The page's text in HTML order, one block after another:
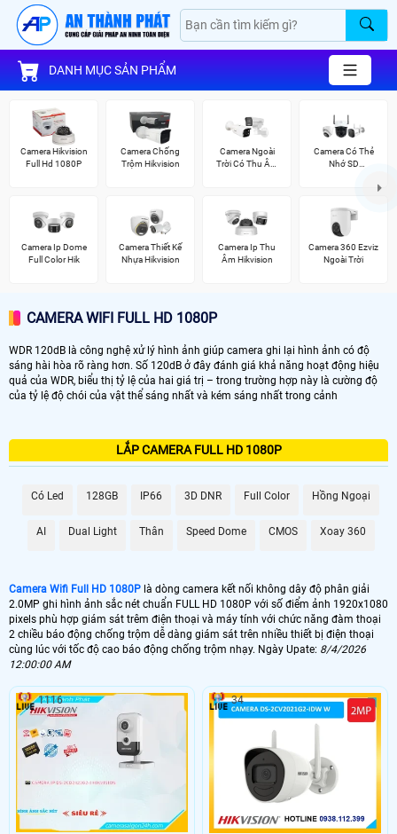
DANH MỤC SẢN PHẨM
Camera Hikvision
Full Hd 1080P
Camera Chống
Trộm Hikvision
Camera Ngoài
Trời Có Thu Âm
Camera Có Thẻ
Nhớ SD
Camera Ip Dome
Full Color Hik
Camera Thiết Kế
Nhựa Hikvision
Camera Ip Thu
Âm Hikvision
Camera 360 Ezviz
Ngoài Trời
CAMERA WIFI FULL HD 1080P
WDR 120dB là công nghệ xử lý hình ảnh giúp camera ghi lại hình ảnh có độ
sáng hài hòa rõ ràng hơn. Số 120dB ở đây đánh giá khả năng hoạt động hiệu
quả của WDR, biểu thị tỷ lệ của hai giá trị – trong trường hợp này là cường độ
của tỷ lệ độ chói của vật thể sáng nhất và kém sáng nhất trong cảnh
LẮP CAMERA FULL HD 1080P
Có Led 128GB IP66 3D DNR Full Color Hồng Ngoại
AI Dual Light Thân Speed Dome CMOS Xoay 360
Camera Wifi Full HD 1080P là dòng camera kết nối không dây độ phân giải
2.0MP ghi hình ảnh sắc nét chuẩn FULL HD 1080P với số điểm ảnh 1920x1080
pixels phù hợp giám sát trêm điện thoại và máy tính với chức năng đàm thoại
2 chiều báo động chống trộm dễ dàng giám sát trên nhiều thiết bị điện thoại
cùng lúc với tốc độ cao báo động chống trộm nhạy. Ngày Upate: 8/4/2026
12:00:00 AM
1116 34